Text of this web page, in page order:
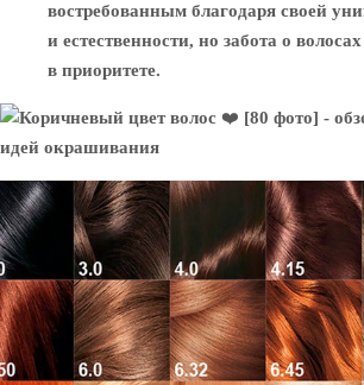
востребованным благодаря своей
и естественности, но забота о
в приоритете.